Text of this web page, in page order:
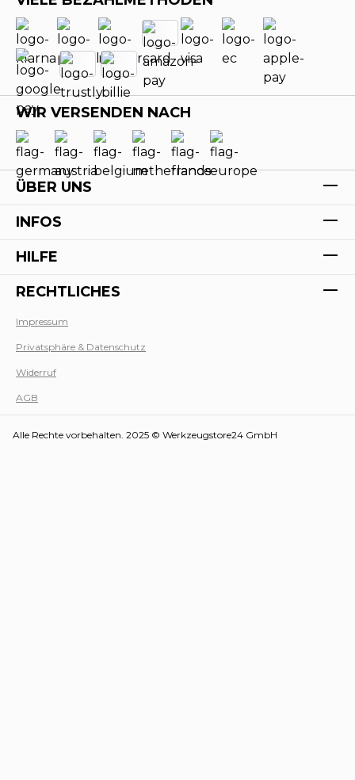
WIR VERSENDEN NACH
ÜBER UNS
INFOS
HILFE
RECHTLICHES
Impressum
Privatsphäre & Datenschutz
Widerruf
AGB
Alle Rechte vorbehalten. 2025 © Werkzeugstore24 GmbH